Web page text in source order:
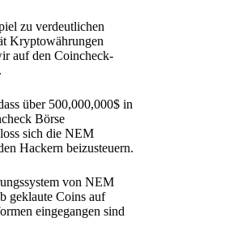
zu verdeutlichen
Kryptowährungen
auf den Coincheck-
über 500,000,000$ in
Börse
sich die NEM
Hackern beizusteuern.
von NEM
geklaute Coins auf
eingegangen sind